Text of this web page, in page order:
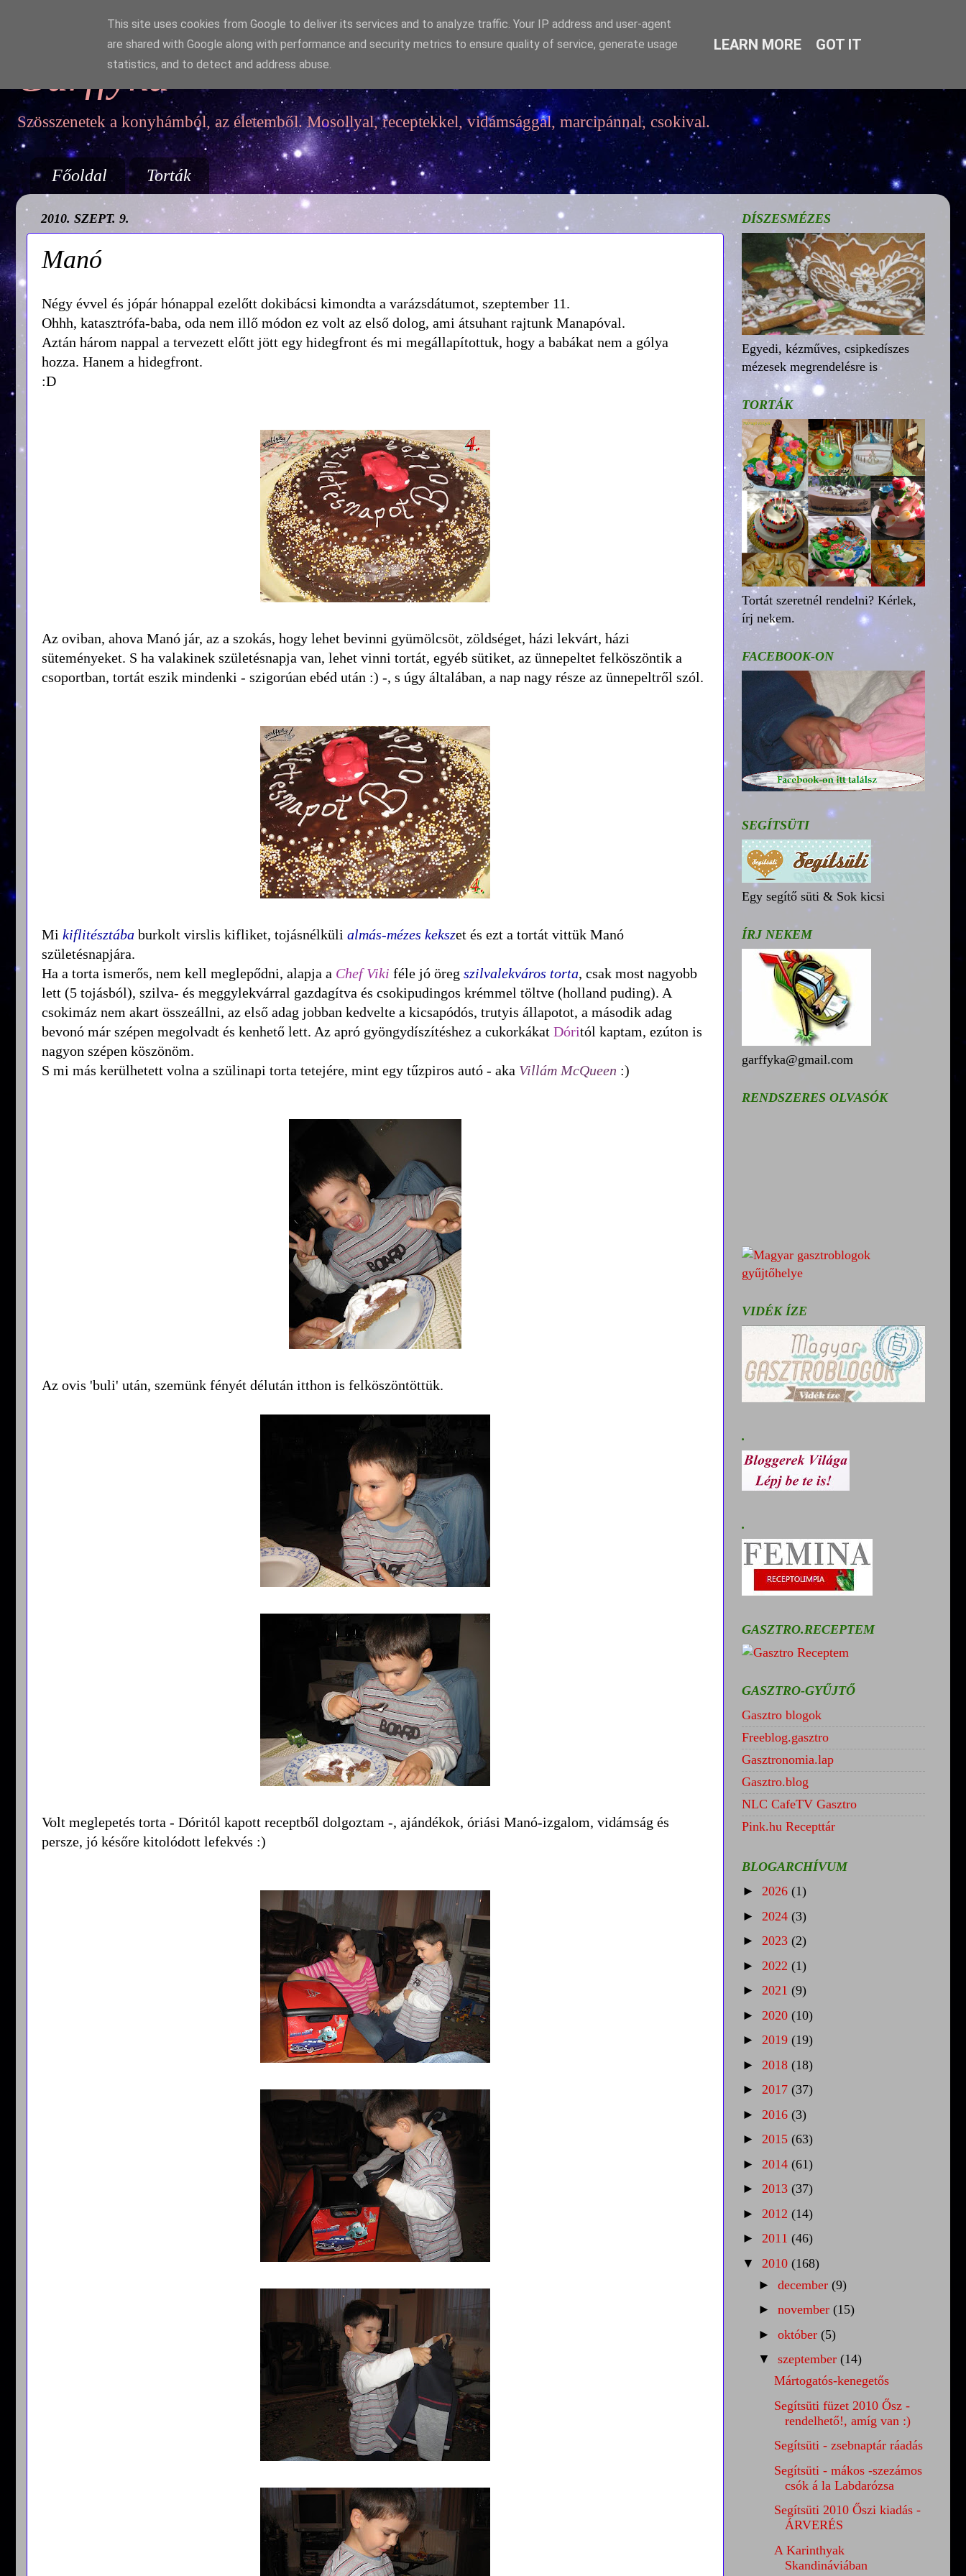
Garffyka
Szösszenetek a konyhámból, az életemből. Mosollyal, receptekkel, vidámsággal, marcipánnal, csokival.
Főoldal Torták
2010. SZEPT. 9.
Manó
Négy évvel és jópár hónappal ezelőtt dokibácsi kimondta a varázsdátumot, szeptember 11.
Ohhh, katasztrófa-baba, oda nem illő módon ez volt az első dolog, ami átsuhant rajtunk Manapóval.
Aztán három nappal a tervezett előtt jött egy hidegfront és mi megállapítottuk, hogy a babákat nem a gólya
hozza. Hanem a hidegfront.
:D
Az oviban, ahova Manó jár, az a szokás, hogy lehet bevinni gyümölcsöt, zöldséget, házi lekvárt, házi
süteményeket. S ha valakinek születésnapja van, lehet vinni tortát, egyéb sütiket, az ünnepeltet felköszöntik a
csoportban, tortát eszik mindenki - szigorúan ebéd után :) -, s úgy általában, a nap nagy része az ünnepeltről szól.
Mi kiflitésztába burkolt virslis kifliket, tojásnélküli almás-mézes kekszet és ezt a tortát vittük Manó
születésnapjára.
Ha a torta ismerős, nem kell meglepődni, alapja a Chef Viki féle jó öreg szilvalekváros torta, csak most nagyobb
lett (5 tojásból), szilva- és meggylekvárral gazdagítva és csokipudingos krémmel töltve (holland puding). A
csokimáz nem akart összeállni, az első adag jobban kedvelte a kicsapódós, trutyis állapotot, a második adag
bevonó már szépen megolvadt és kenhető lett. Az apró gyöngydíszítéshez a cukorkákat Dóritól kaptam, ezúton is
nagyon szépen köszönöm.
S mi más kerülhetett volna a szülinapi torta tetejére, mint egy tűzpiros autó - aka Villám McQueen :)
Az ovis 'buli' után, szemünk fényét délután itthon is felköszöntöttük.
Volt meglepetés torta - Dóritól kapott receptből dolgoztam -, ajándékok, óriási Manó-izgalom, vidámság és
persze, jó későre kitolódott lefekvés :)
DÍSZESMÉZES
Egyedi, kézműves, csipkedíszes
mézesek megrendelésre is
TORTÁK
Tortát szeretnél rendelni? Kérlek,
írj nekem.
FACEBOOK-ON
SEGÍTSÜTI
Egy segítő süti & Sok kicsi
ÍRJ NEKEM
garffyka@gmail.com
RENDSZERES OLVASÓK
VIDÉK ÍZE
.
.
GASZTRO.RECEPTEM
GASZTRO-GYŰJTŐ
Gasztro blogok
Freeblog.gasztro
Gasztronomia.lap
Gasztro.blog
NLC CafeTV Gasztro
Pink.hu Recepttár
BLOGARCHÍVUM
► 2026 (1)
► 2024 (3)
► 2023 (2)
► 2022 (1)
► 2021 (9)
► 2020 (10)
► 2019 (19)
► 2018 (18)
► 2017 (37)
► 2016 (3)
► 2015 (63)
► 2014 (61)
► 2013 (37)
► 2012 (14)
► 2011 (46)
▼ 2010 (168)
► december (9)
► november (15)
► október (5)
▼ szeptember (14)
Mártogatós-kenegetős
Segítsüti füzet 2010 Ősz -
rendelhető!, amíg van :)
Segítsüti - zsebnaptár ráadás
Segítsüti - mákos -szezámos
csók á la Labdarózsa
Segítsüti 2010 Őszi kiadás -
ÁRVERÉS
A Karinthyak
Skandináviában
This site uses cookies from Google to deliver its services and to analyze traffic. Your IP address and user-agent
are shared with Google along with performance and security metrics to ensure quality of service, generate usage
statistics, and to detect and address abuse.
LEARN MORE GOT IT